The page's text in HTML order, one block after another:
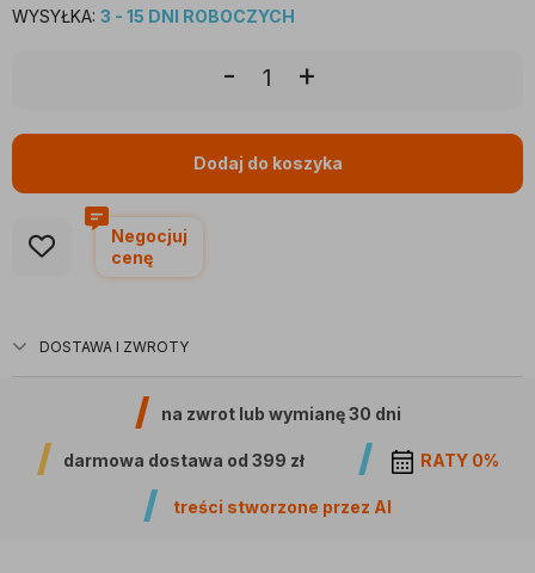
WYSYŁKA: 3 - 15 DNI ROBOCZYCH
- +
Dodaj do koszyka
Negocjuj
cenę
DOSTAWA I ZWROTY
na zwrot lub wymianę30 dni
darmowa dostawa od 399 zł RATY 0%
treści stworzone przez AI